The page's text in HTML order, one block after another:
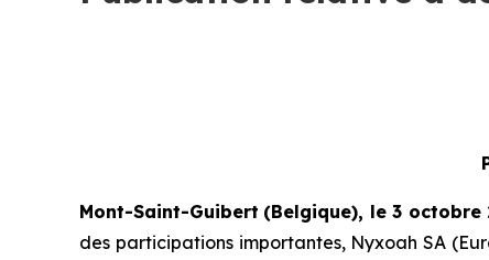
Mont-Saint-Guibert (Belgique), le 3 octobre
des participations importantes, Nyxoah SA